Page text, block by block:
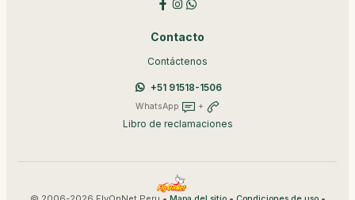
Contacto
Contáctenos
+51 91518-1506
WhatsApp +
Libro de reclamaciones